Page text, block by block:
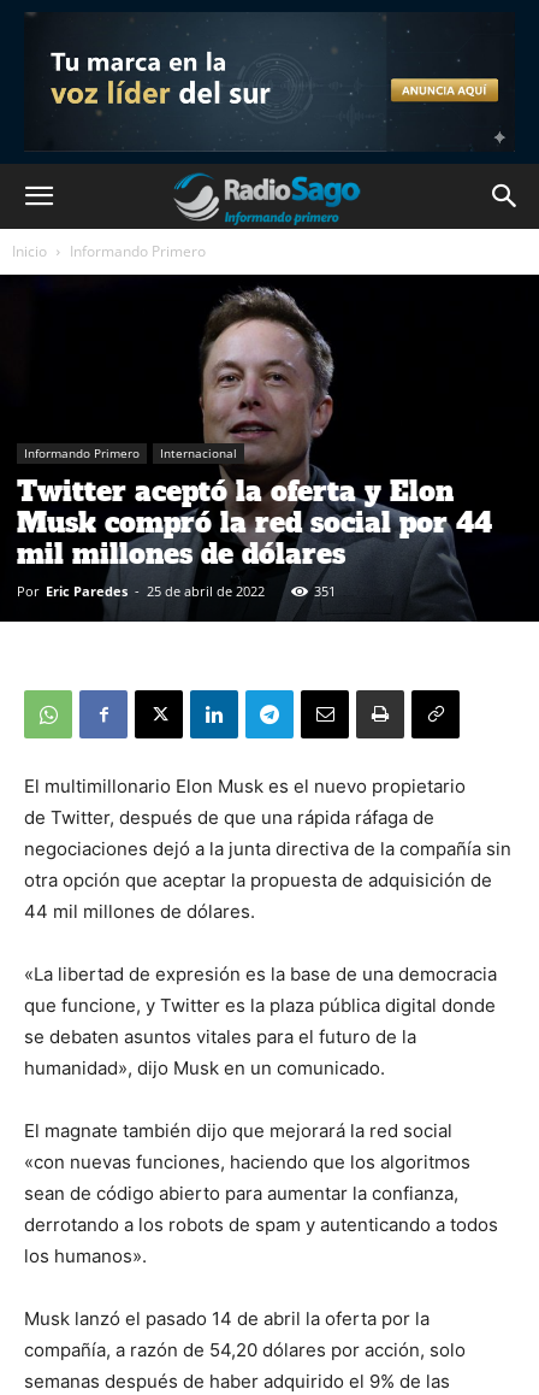
Inicio Informando Primero
Informando Primero Internacional
Twitter aceptó la oferta y Elon
Musk compró la red social por 44
mil millones de dólares
Por Eric Paredes - 25 de abril de 2022 351
El multimillonario Elon Musk es el nuevo propietario
de Twitter, después de que una rápida ráfaga de
negociaciones dejó a la junta directiva de la compañía sin
otra opción que aceptar la propuesta de adquisición de
44 mil millones de dólares.
«La libertad de expresión es la base de una democracia
que funcione, y Twitter es la plaza pública digital donde
se debaten asuntos vitales para el futuro de la
humanidad», dijo Musk en un comunicado.
El magnate también dijo que mejorará la red social
«con nuevas funciones, haciendo que los algoritmos
sean de código abierto para aumentar la confianza,
derrotando a los robots de spam y autenticando a todos
los humanos».
Musk lanzó el pasado 14 de abril la oferta por la
compañía, a razón de 54,20 dólares por acción, solo
semanas después de haber adquirido el 9% de las